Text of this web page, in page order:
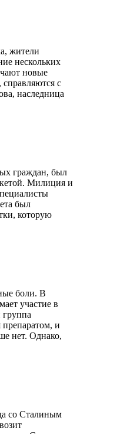
жители
нескольких
новые
с
наследница
граждан, был
Милиция и
был
которую
боли. В
участие в
препаратом, и
нет. Однако,
со Сталиным